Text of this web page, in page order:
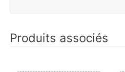
Produits associés